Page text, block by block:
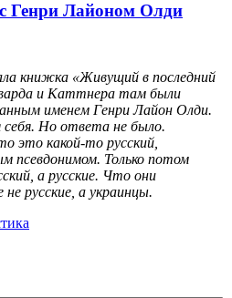
Генри Лайоном Олди
книжка «Живущий в последний
и Каттнера там были
именем Генри Лайон Олди.
Но ответа не было.
это какой-то русский,
псевдонимом. Только потом
а русские. Что они
русские, а украинцы.